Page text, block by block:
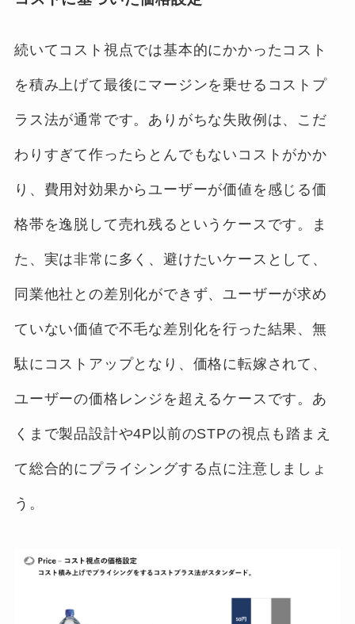
続いてコスト視点では基本的にかかったコスト
を積み上げて最後にマージンを乗せるコストプ
ラス法が通常です。ありがちな失敗例は、こだ
わりすぎて作ったらとんでもないコストがかか
り、費用対効果からユーザーが価値を感じる価
格帯を逸脱して売れ残るというケースです。ま
た、実は非常に多く、避けたいケースとして、
同業他社との差別化ができず、ユーザーが求め
ていない価値で不毛な差別化を行った結果、無
駄にコストアップとなり、価格に転嫁されて、
ユーザーの価格レンジを超えるケースです。あ
くまで製品設計や4P以前のSTPの視点も踏まえ
て総合的にプライシングする点に注意しましょ
う。